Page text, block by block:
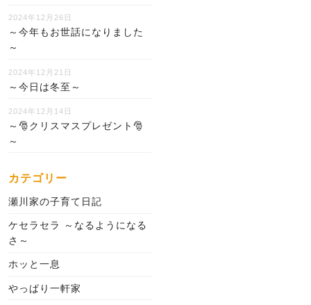
2024年12月26日
～今年もお世話になりました
～
2024年12月21日
～今日は冬至～
2024年12月14日
～🎅クリスマスプレゼント🎅
～
カテゴリー
瀬川家の子育て日記
ケセラセラ ～なるようになる
さ～
ホッと一息
やっぱり一軒家